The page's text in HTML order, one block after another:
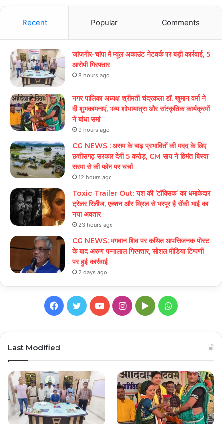
Recent Popular Comments
जांजगीर-चांपा में म्यूल अकाउंट नेटवर्क पर बड़ी कार्रवाई, 5
आरोपी गिरफ्तार
8 hours ago
नगर पालिका अध्यक्ष श्रीमती चंद्रकला डॉ. खुमान वर्मा ने
दी शुभकामनाएं, भव्य शोभायात्रा और सांस्कृतिक कार्यक्रमों
ने बांधा समां
9 hours ago
CG NEWS : असम के बाढ़ प्रभावितों की मदद के लिए
छत्तीसगढ़ सरकार देगी 5 करोड़, CM साय ने हिमंत बिस्वा
सरमा से की फोन पर चर्चा
12 hours ago
Toxic Trailer Out: यश की ‘टॉक्सिक’ का धमाकेदार
ट्रेलर रिलीज, एक्शन और थ्रिल से भरपूर है रॉकी भाई का
नया अवतार
23 hours ago
CG NEWS: भगवान शिव पर कथित आपत्तिजनक पोस्ट
के बाद अरुण पन्नालाल गिरफ्तार, सोशल मीडिया टिप्पणी
पर हुई कार्रवाई
2 days ago
Facebook
TwitterYouTubeInstagram
GoogleWhatsApp
Last Modified